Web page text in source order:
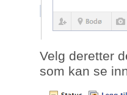
Velg deretter
som kan se